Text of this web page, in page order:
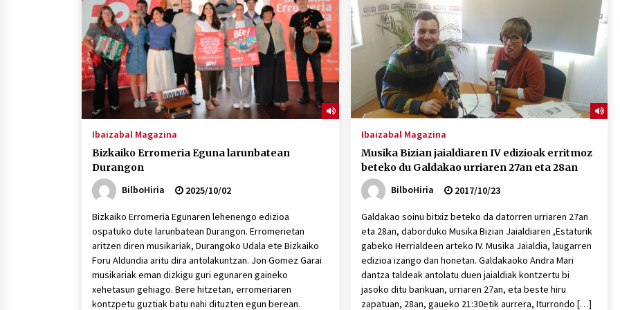
protagonista
2026/07/16
POTTO: San Pedro jaietako bertso-
saioa
2026/07/09
Larunbatean Plentziako Itsas
Martxa ospatuko da
2026/07/07
Auritz Iñurrietaren margoak
ikusgai Uribitarte40 aretoan
SOINUGELA: Paul McCartney eta
Ringo Starr-en lan berriak
Ibaizabal Magazina
Bizkaiko Erromeria Eguna larunbatean
Durangon
BilboHiria
2025/10/02
Bizkaiko Erromeria Egunaren lehenengo edizioa
ospatuko dute larunbatean Durangon. Erromerietan
aritzen diren musikariak, Durangoko Udala ete Bizkaiko
Foru Aldundia aritu dira antolakuntzan. Jon Gomez Garai
musikariak eman dizkigu guri egunaren gaineko
xehetasun gehiago. Bere hitzetan, erromeriaren
kontzpetu guztiak batu nahi dituzten egun berean.
Ibaizabal Magazina
Musika Bizian jaialdiaren IV edizioak erritmoz
beteko du Galdakao urriaren 27an eta 28an
BilboHiria
2017/10/23
Galdakao soinu bitxiz beteko da datorren urriaren 27an
eta 28an, daborduko Musika Bizian Jaialdiaren ,Estaturik
gabeko Herrialdeen arteko IV. Musika Jaialdia, laugarren
edizioa izango dan honetan. Galdakaoko Andra Mari
dantza taldeak antolatu duen jaialdiak kontzertu bi
jasoko ditu barikuan, urriaren 27an, eta beste hiru
zapatuan, 28an, gaueko 21:30etik aurrera, Iturrondo […]